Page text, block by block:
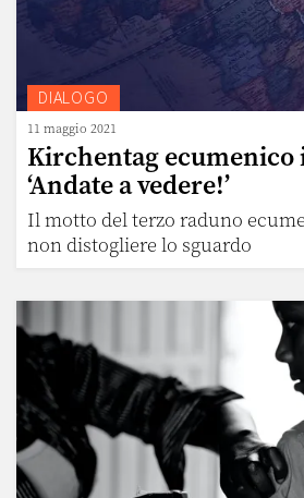
DIALOGO
11 maggio 2021
Kirchentag ecumenico
‘Andate a vedere!’
Il motto del terzo raduno
non distogliere lo sguardo